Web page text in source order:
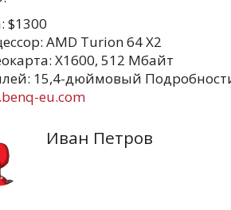
$1300
AMD Turion 64 X2
X1600, 512 Мбайт
15,4-дюймовый
eu.com
Иван Петров